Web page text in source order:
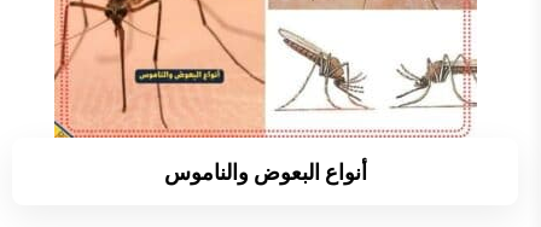
أنواع البعوض والناموس